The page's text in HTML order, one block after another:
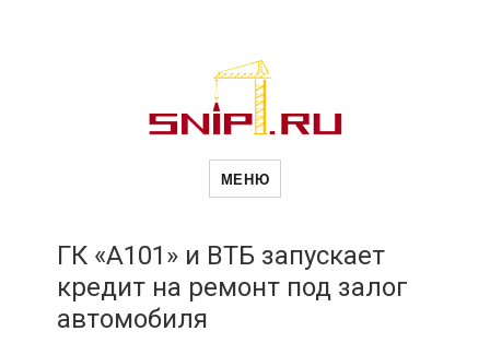
Новости
рубрики
МЕНЮ
ГК «А101» и ВТБ запускает
кредит на ремонт под залог
автомобиля